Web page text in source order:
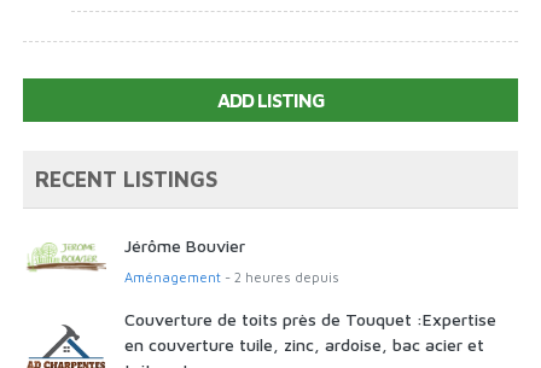
ADD LISTING
RECENT LISTINGS
Jérôme Bouvier
Aménagement- 2 heures depuis
Couverture de toits près de Touquet :Expertise
en couverture tuile, zinc, ardoise, bac acier et